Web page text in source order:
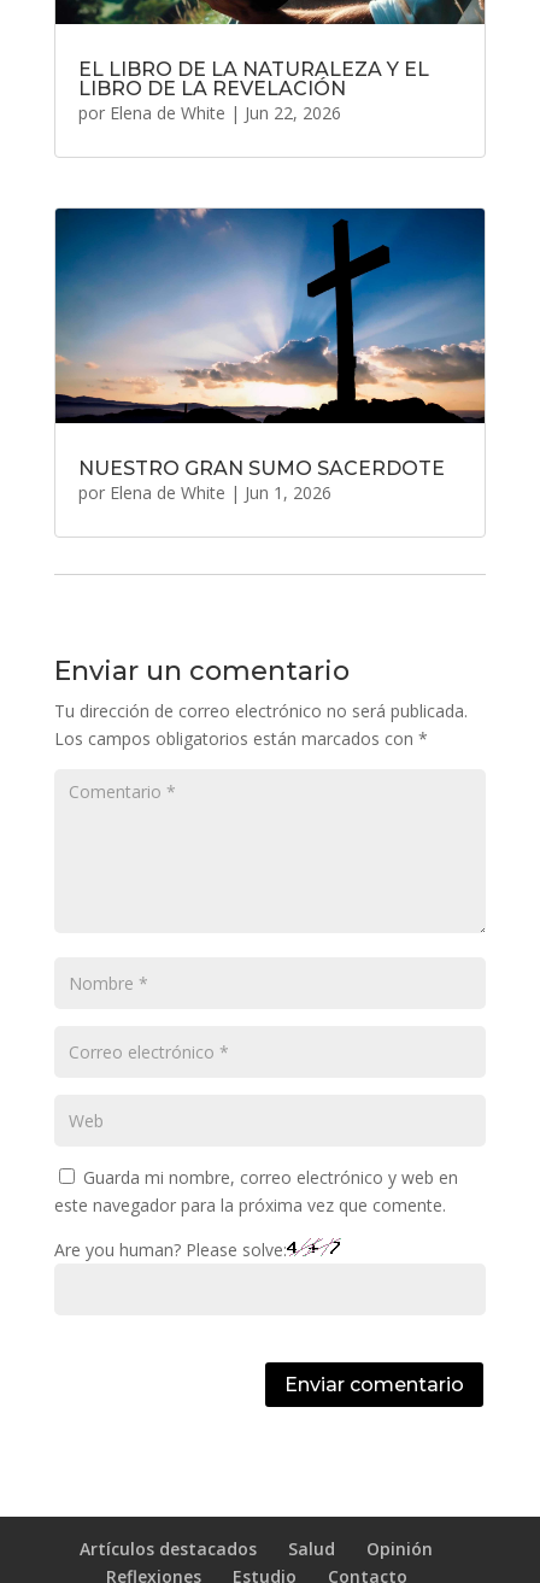
EL LIBRO DE LA NATURALEZA Y EL
LIBRO DE LA REVELACIÓN
por Elena de White | Jun 22, 2026
NUESTRO GRAN SUMO SACERDOTE
por Elena de White | Jun 1, 2026
Enviar un comentario
Tu dirección de correo electrónico no será publicada.
Los campos obligatorios están marcados con *
Guarda mi nombre, correo electrónico y web en
este navegador para la próxima vez que comente.
Are you human? Please solve:
Enviar comentario
Artículos destacados Salud
Opinión
Reflexiones
Estudio Contacto